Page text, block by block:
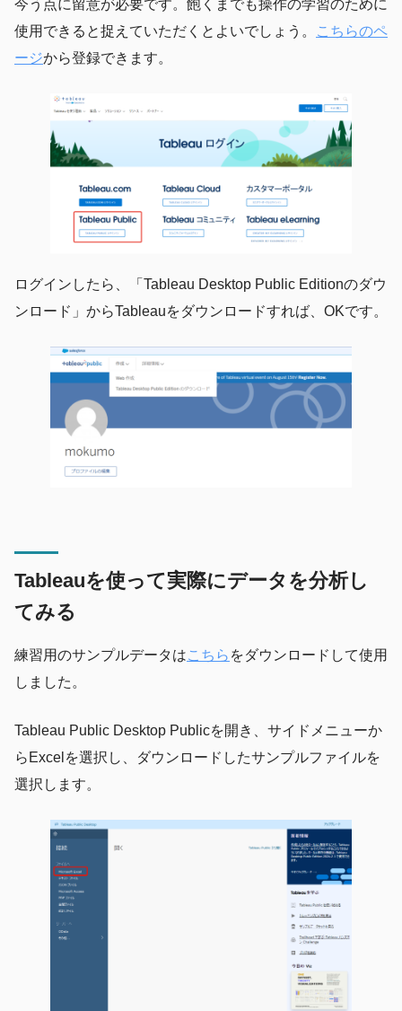
今う点に留意が必要です。飽くまでも操作の学習のために
使用できると捉えていただくとよいでしょう。
こちらのペ
ージから登録できます。
ログインしたら、「Tableau Desktop Public Editionのダウ
ンロード」からTableauをダウンロードすれば、OKです。
Tableauを使って実際にデータを分析し
てみる
練習用のサンプルデータはこちら をダウンロードして使用
しました。
Tableau Public Desktop Publicを開き、サイドメニューか
らExcelを選択し、ダウンロードしたサンプルファイルを
選択します。